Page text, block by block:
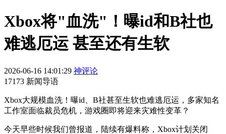
Xbox将"血洗"！曝id和B社也
难逃厄运 甚至还有生软
2026-06-16 14:01:29 神评论
17173 新闻导语
Xbox大规模血洗！曝id、B社甚至生软也难逃厄运，多家知名
工作室面临裁员危机，游戏圈即将迎来灾难性变革？
今天早些时候我们曾报道，陆续有爆料称，Xbox计划关闭